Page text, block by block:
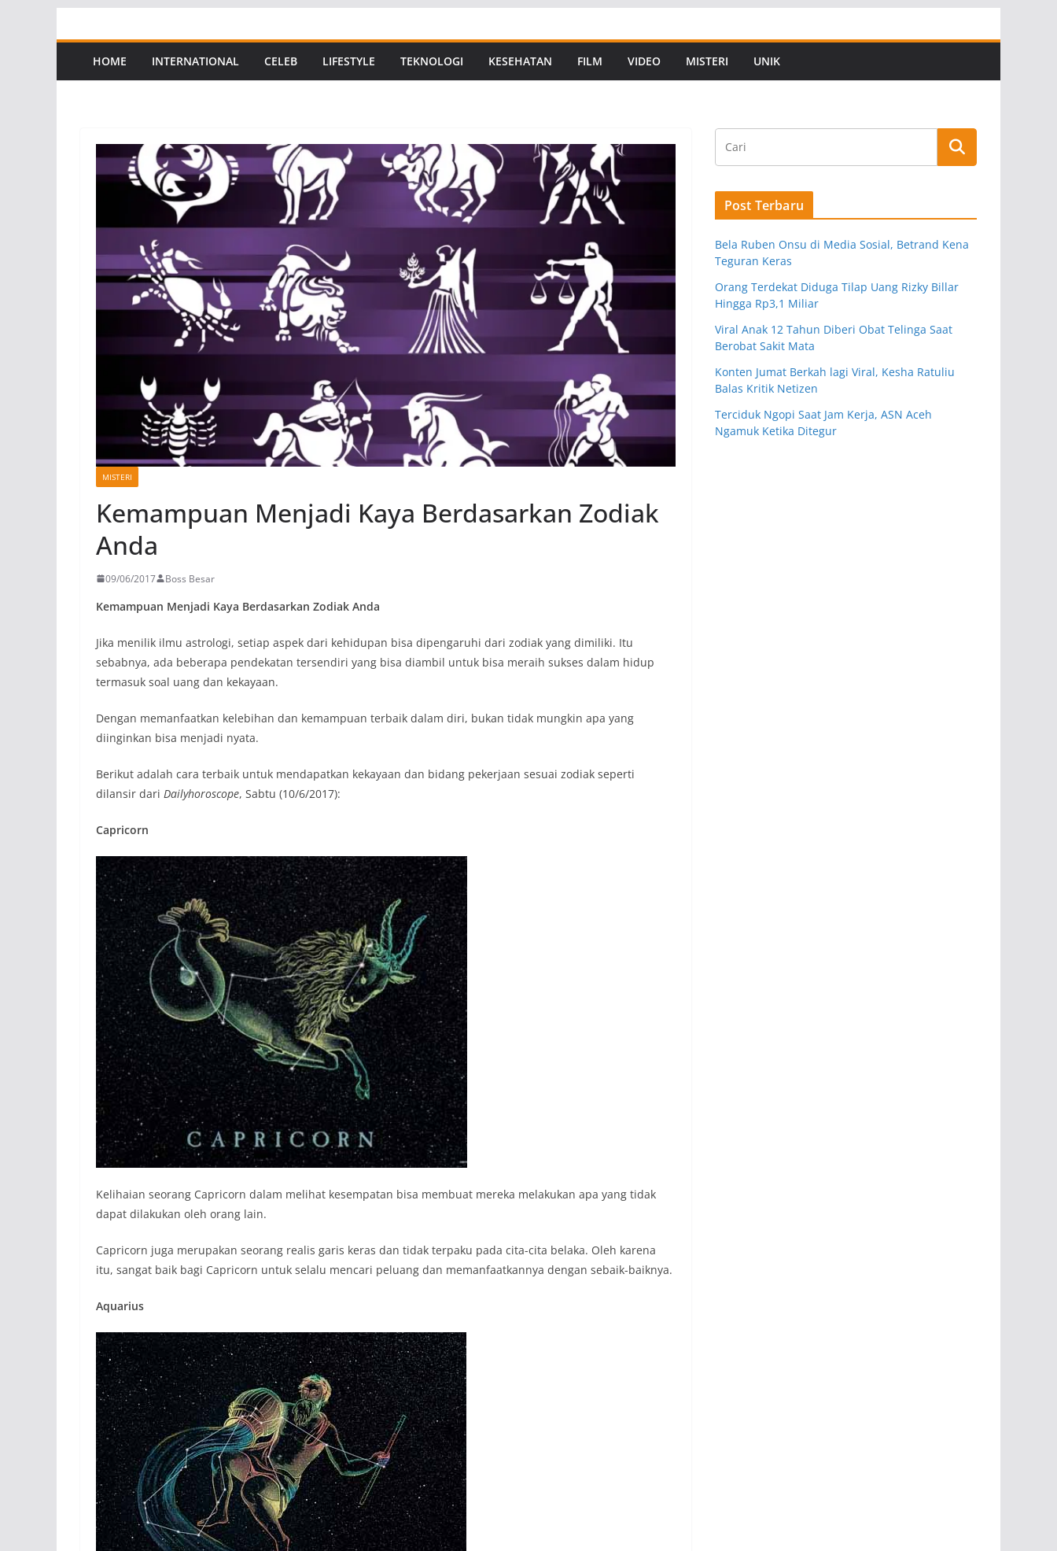
to
contentHOME INTERNATIONAL CELEB LIFESTYLE TEKNOLOGI KESEHATAN FILM VIDEO MISTERI UNIK
MISTERI
Kemampuan Menjadi Kaya Berdasarkan Zodiak
Anda
09/06/2017 Boss Besar
Kemampuan Menjadi Kaya Berdasarkan Zodiak Anda
Jika menilik ilmu astrologi, setiap aspek dari kehidupan bisa dipengaruhi dari zodiak yang dimiliki. Itu
sebabnya, ada beberapa pendekatan tersendiri yang bisa diambil untuk bisa meraih sukses dalam hidup
termasuk soal uang dan kekayaan.
Dengan memanfaatkan kelebihan dan kemampuan terbaik dalam diri, bukan tidak mungkin apa yang
diinginkan bisa menjadi nyata.
Berikut adalah cara terbaik untuk mendapatkan kekayaan dan bidang pekerjaan sesuai zodiak seperti
dilansir dari Dailyhoroscope, Sabtu (10/6/2017):
Capricorn
Kelihaian seorang Capricorn dalam melihat kesempatan bisa membuat mereka melakukan apa yang tidak
dapat dilakukan oleh orang lain.
Capricorn juga merupakan seorang realis garis keras dan tidak terpaku pada cita-cita belaka. Oleh karena
itu, sangat baik bagi Capricorn untuk selalu mencari peluang dan memanfaatkannya dengan sebaik-baiknya.
Aquarius
Post Terbaru
Bela Ruben Onsu di Media Sosial, Betrand Kena
Teguran Keras
Orang Terdekat Diduga Tilap Uang Rizky Billar
Hingga Rp3,1 Miliar
Viral Anak 12 Tahun Diberi Obat Telinga Saat
Berobat Sakit Mata
Konten Jumat Berkah lagi Viral, Kesha Ratuliu
Balas Kritik Netizen
Terciduk Ngopi Saat Jam Kerja, ASN Aceh
Ngamuk Ketika Ditegur